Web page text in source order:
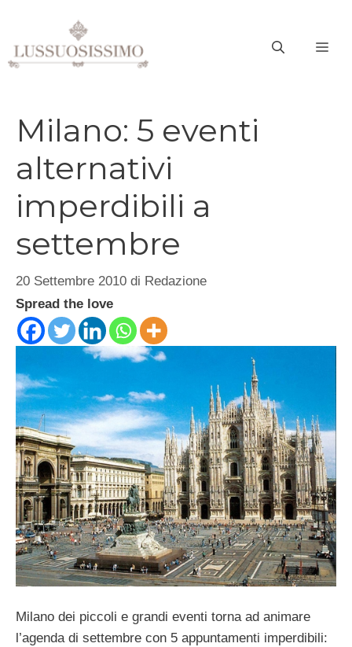
contenuto
Milano: 5 eventi
alternativi
imperdibili a
settembre
20 Settembre 2010 di Redazione
Spread the love
Milano dei piccoli e grandi eventi torna ad animare
l’agenda di settembre con 5 appuntamenti imperdibili: